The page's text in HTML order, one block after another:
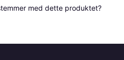
med dette produktet?